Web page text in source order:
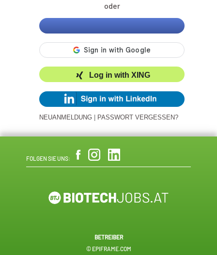
oder
Log in with XING
NEUANMELDUNG PASSWORT VERGESSEN?
FOLGEN SIE UNS:
BETREIBER
© EPIFRAME.COM